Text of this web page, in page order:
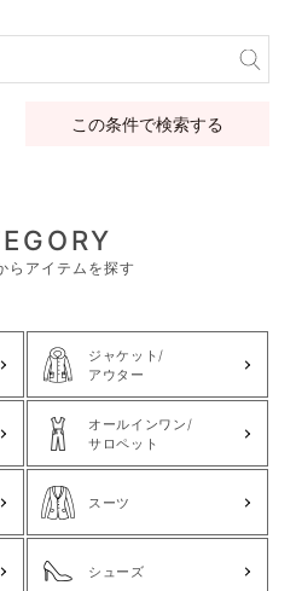
この条件で検索する
らアイテムを探す
ジャケット/
アウター
オールインワン/
サロペット
スーツ
シューズ